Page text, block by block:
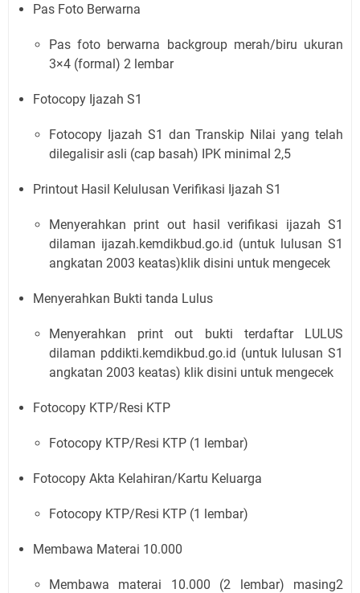
Pas Foto Berwarna
Pas foto berwarna backgroup merah/biru ukuran
3×4 (formal) 2 lembar
Fotocopy Ijazah S1
Fotocopy Ijazah S1 dan Transkip Nilai yang telah
dilegalisir asli (cap basah) IPK minimal 2,5​
Printout Hasil Kelulusan Verifikasi Ijazah S1
Menyerahkan print out hasil verifikasi ijazah S1
dilaman ijazah.kemdikbud.go.id (untuk lulusan S1
angkatan 2003 keatas)​klik disini untuk mengecek
Menyerahkan Bukti tanda Lulus
Menyerahkan print out bukti terdaftar LULUS
dilaman pddikti.kemdikbud.go.id (untuk lulusan S1
angkatan 2003 keatas) ​klik disini untuk mengecek
Fotocopy KTP/Resi KTP
Fotocopy KTP/Resi KTP (1 lembar)
Fotocopy Akta Kelahiran/Kartu Keluarga
Fotocopy KTP/Resi KTP (1 lembar)
Membawa Materai 10.000
Membawa materai 10.000 (2 lembar) masing2